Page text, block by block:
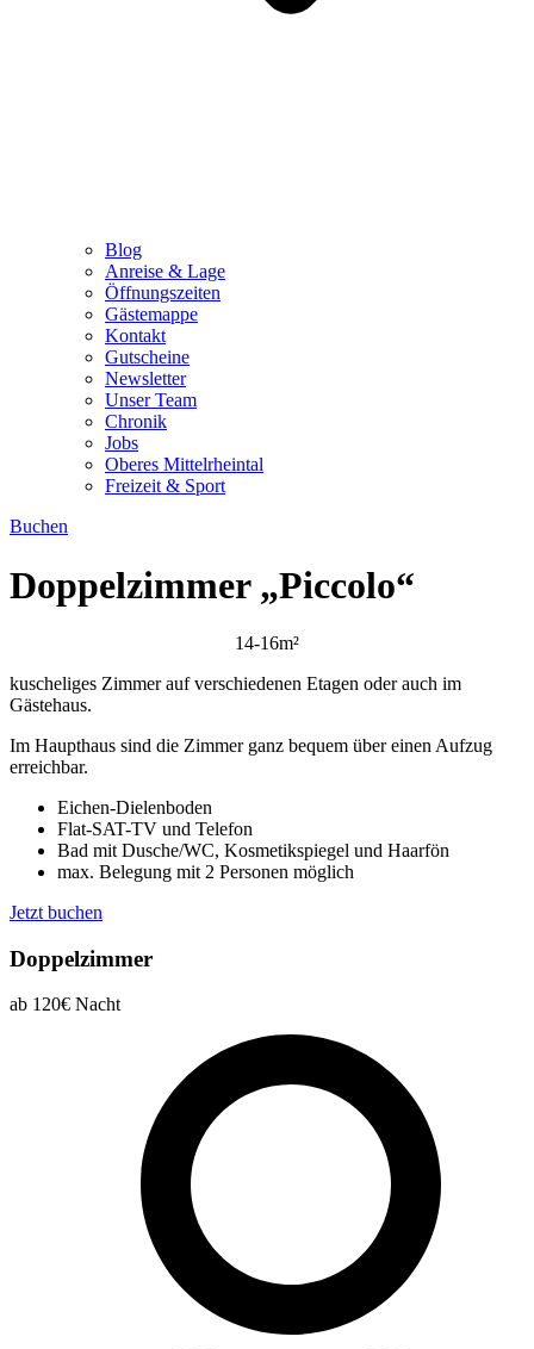
Blog
Anreise & Lage
Öffnungszeiten
Gästemappe
Kontakt
Gutscheine
Newsletter
Unser Team
Chronik
Jobs
Oberes Mittelrheintal
Freizeit & Sport
Buchen
Doppelzimmer „Piccolo“
14-16m²
kuscheliges Zimmer auf verschiedenen Etagen oder auch im
Gästehaus.
Im Haupthaus sind die Zimmer ganz bequem über einen Aufzug
erreichbar.
Eichen-Dielenboden
Flat-SAT-TV und Telefon
Bad mit Dusche/WC, Kosmetikspiegel und Haarfön
max. Belegung mit 2 Personen möglich
Jetzt buchen
Doppelzimmer
ab 120€ Nacht